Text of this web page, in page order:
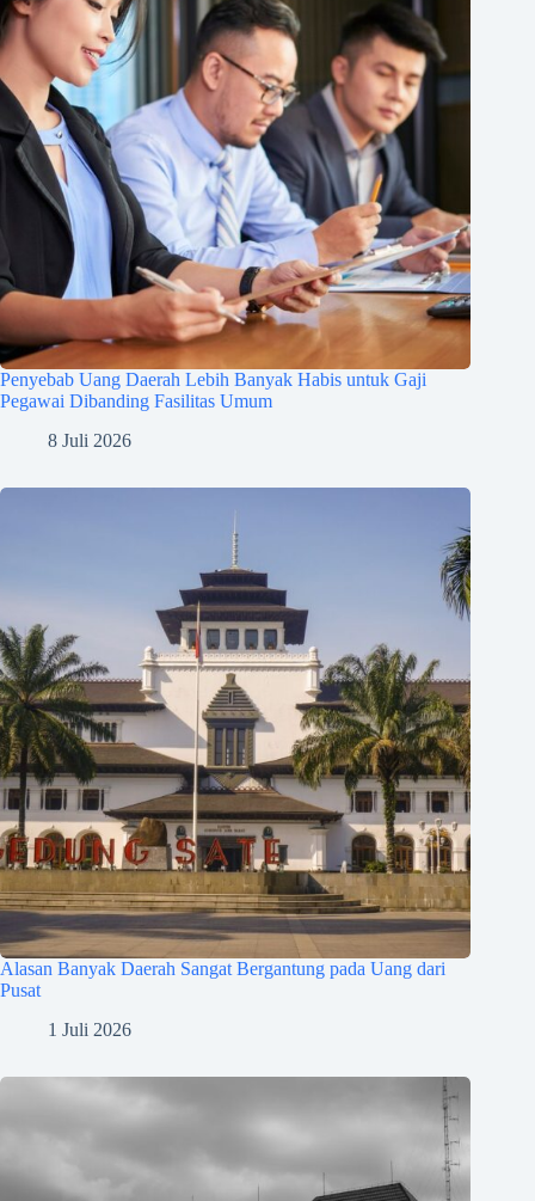
Penyebab Uang Daerah Lebih Banyak Habis untuk Gaji
Pegawai Dibanding Fasilitas Umum
8 Juli 2026
Alasan Banyak Daerah Sangat Bergantung pada Uang dari
Pusat
1 Juli 2026